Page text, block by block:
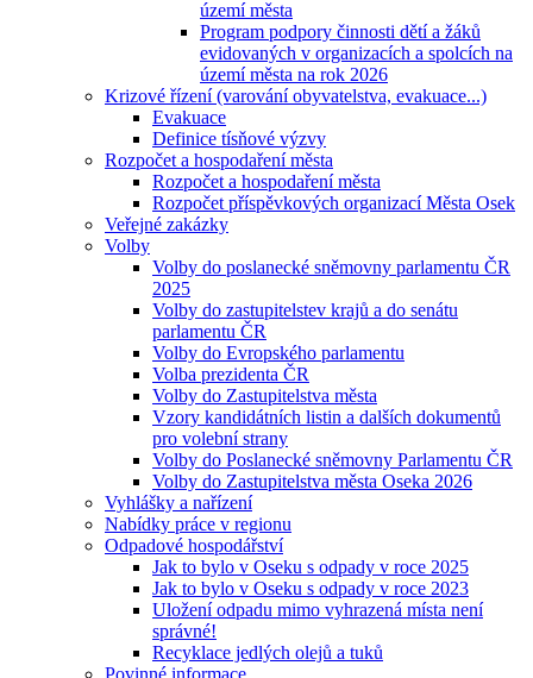
území města
Program podpory činnosti dětí a žáků
evidovaných v organizacích a spolcích na
území města na rok 2026
Krizové řízení (varování obyvatelstva, evakuace...)
Evakuace
Definice tísňové výzvy
Rozpočet a hospodaření města
Rozpočet a hospodaření města
Rozpočet příspěvkových organizací Města Osek
Veřejné zakázky
Volby
Volby do poslanecké sněmovny parlamentu ČR
2025
Volby do zastupitelstev krajů a do senátu
parlamentu ČR
Volby do Evropského parlamentu
Volba prezidenta ČR
Volby do Zastupitelstva města
Vzory kandidátních listin a dalších dokumentů
pro volební strany
Volby do Poslanecké sněmovny Parlamentu ČR
Volby do Zastupitelstva města Oseka 2026
Vyhlášky a nařízení
Nabídky práce v regionu
Odpadové hospodářství
Jak to bylo v Oseku s odpady v roce 2025
Jak to bylo v Oseku s odpady v roce 2023
Uložení odpadu mimo vyhrazená místa není
správné!
Recyklace jedlých olejů a tuků
Povinné informace